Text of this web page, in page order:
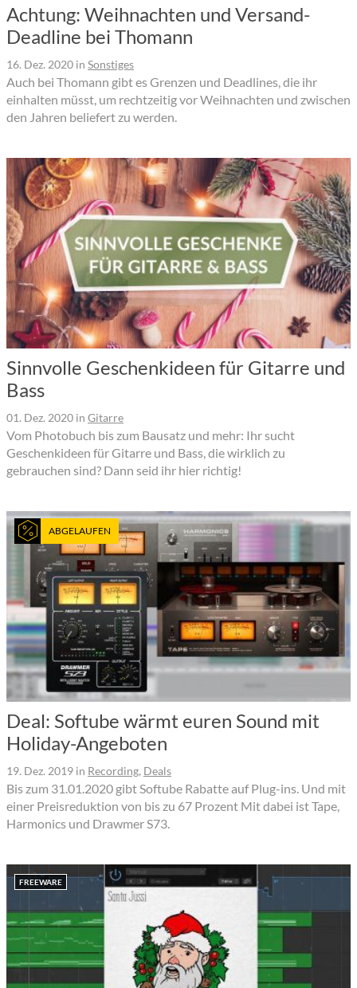
Achtung: Weihnachten und Versand-
Deadline bei Thomann
16. Dez. 2020 in Sonstiges
Auch bei Thomann gibt es Grenzen und Deadlines, die ihr
einhalten müsst, um rechtzeitig vor Weihnachten und zwischen
den Jahren beliefert zu werden.
Sinnvolle Geschenkideen für Gitarre und
Bass
01. Dez. 2020 in Gitarre
Vom Photobuch bis zum Bausatz und mehr: Ihr sucht
Geschenkideen für Gitarre und Bass, die wirklich zu
gebrauchen sind? Dann seid ihr hier richtig!
ABGELAUFEN
Deal: Softube wärmt euren Sound mit
Holiday-Angeboten
19. Dez. 2019 in Recording, Deals
Bis zum 31.01.2020 gibt Softube Rabatte auf Plug-ins. Und mit
einer Preisreduktion von bis zu 67 Prozent Mit dabei ist Tape,
Harmonics und Drawmer S73.
FREEWARE